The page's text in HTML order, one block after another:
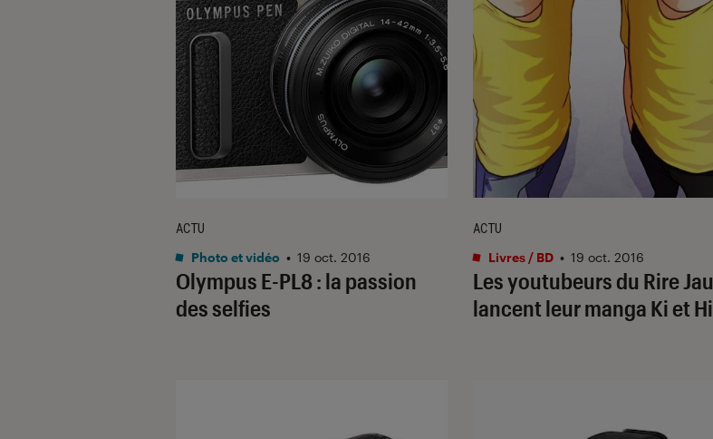
Olympus E-PL8 : la passion
des selfies
ACTU
Photo et vidéo • 19 oct. 2016
Les youtubeurs du Rire
lancent leur manga Ki et
ACTU
Livres / BD • 19 oct. 2016